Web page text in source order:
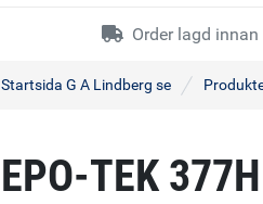
Order lagd
Startsida G A Lindberg se
EPO-TEK 377H